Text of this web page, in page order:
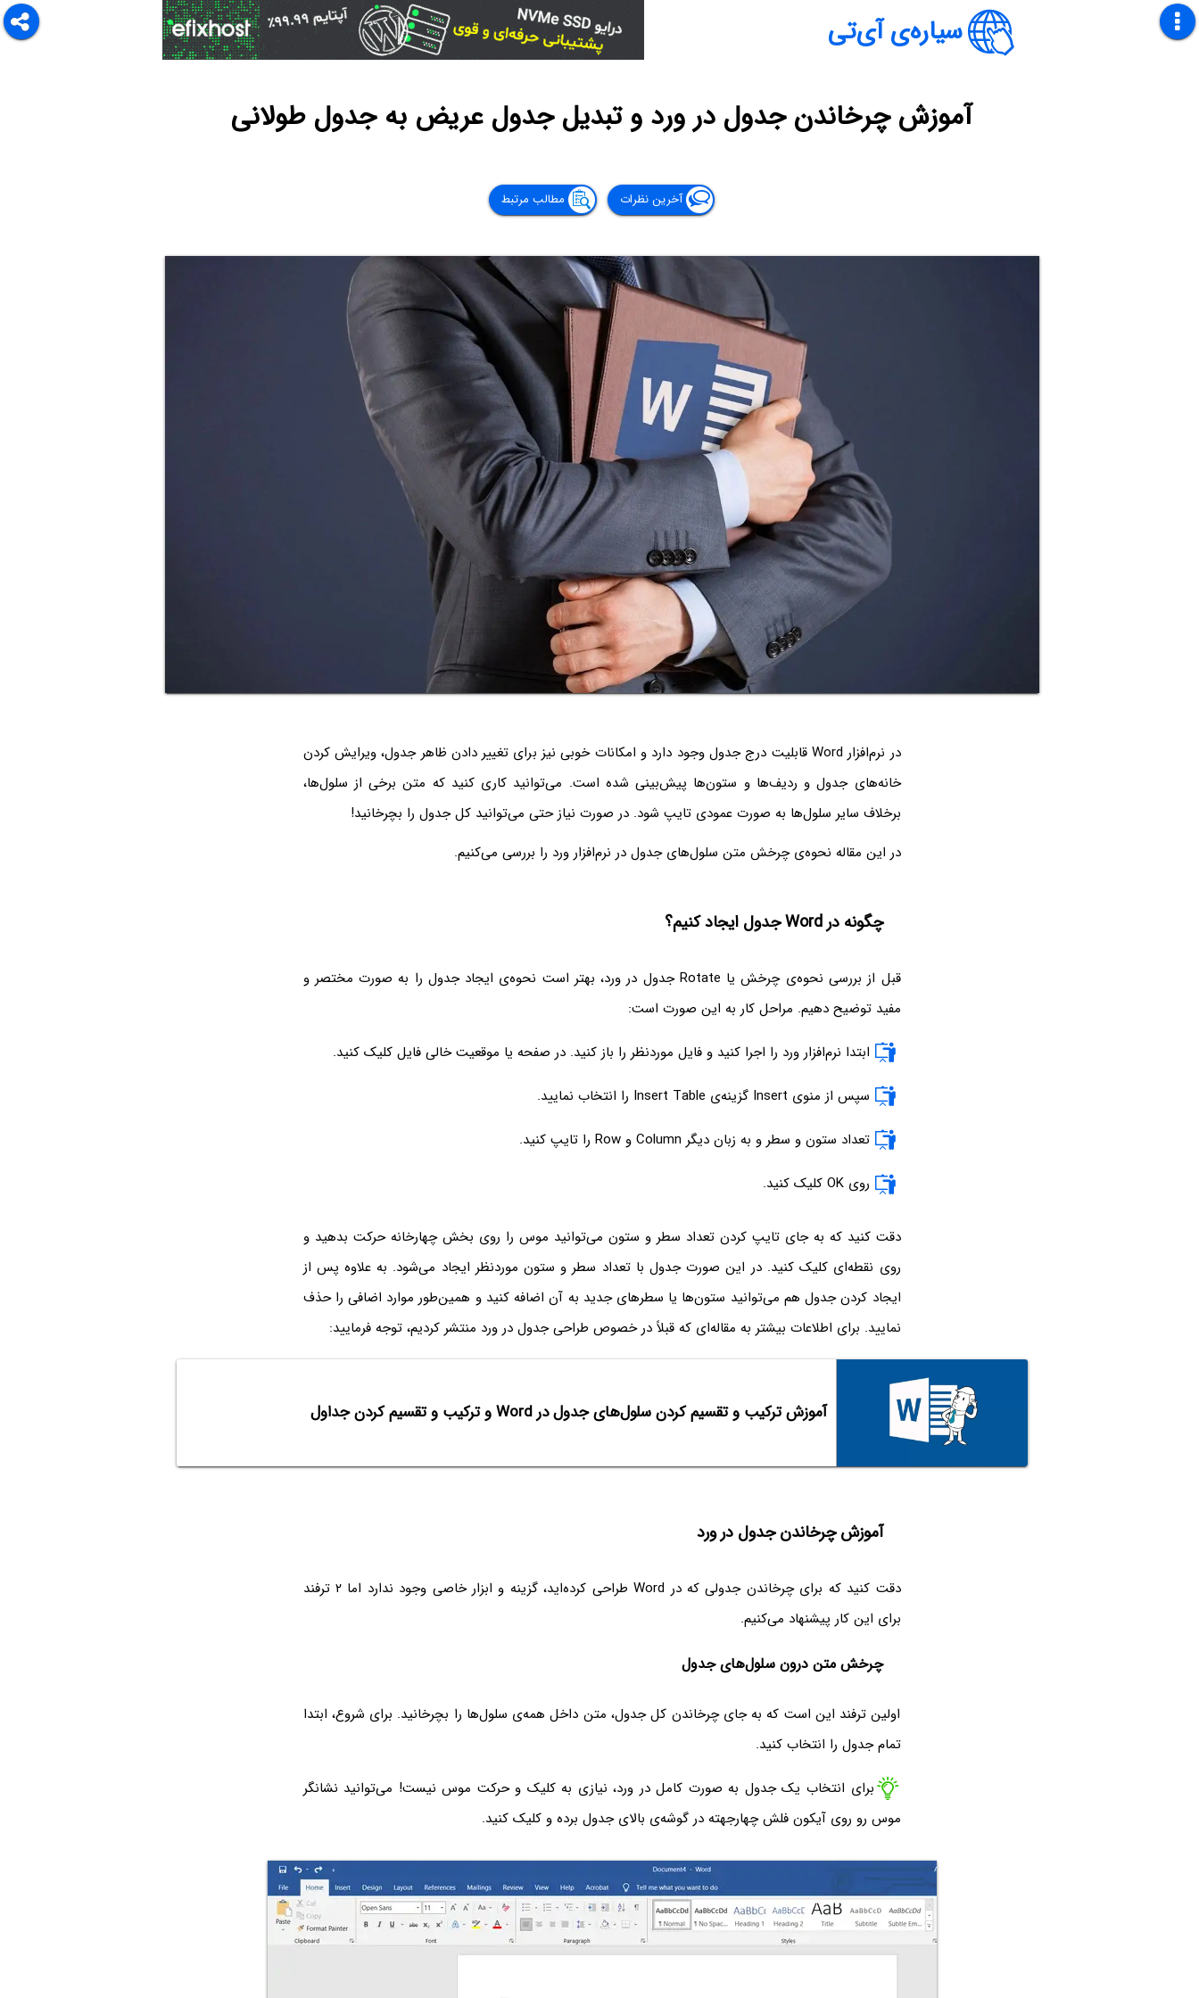
سیاره‌ی آی‌تی
آموزش چرخاندن جدول در ورد و تبدیل جدول عریض به جدول طولانی
آخرین نظرات مطالب مرتبط
در نرم‌افزار Word قابلیت درج جدول وجود دارد و امکانات خوبی نیز برای تغییر دادن ظاهر جدول، ویرایش کردن
خانه‌های جدول و ردیف‌ها و ستون‌ها پیش‌بینی شده است. می‌توانید کاری کنید که متن برخی از سلول‌ها،
برخلاف سایر سلول‌ها به صورت عمودی تایپ شود. در صورت نیاز حتی می‌توانید کل جدول را بچرخانید!
در این مقاله‌ نحوه‌ی چرخش متن سلول‌های جدول در نرم‌افزار ورد را بررسی می‌کنیم.
چگونه در Word جدول ایجاد کنیم؟
قبل از بررسی نحوه‌ی چرخش یا Rotate جدول در ورد، بهتر است نحوه‌ی ایجاد جدول را به صورت مختصر و
مفید توضیح دهیم. مراحل کار به این صورت است:
ابتدا نرم‌افزار ورد را اجرا کنید و فایل موردنظر را باز کنید. در صفحه یا موقعیت خالی فایل کلیک کنید.
سپس از منوی Insert گزینه‌ی Insert Table را انتخاب نمایید.
تعداد ستون و سطر و به زبان دیگر Column و Row را تایپ کنید.
روی OK کلیک کنید.
دقت کنید که به جای تایپ کردن تعداد سطر و ستون می‌توانید موس را روی بخش چهارخانه حرکت بدهید و
روی نقطه‌ای کلیک کنید. در این صورت جدول با تعداد سطر و ستون موردنظر ایجاد می‌شود. به علاوه پس از
ایجاد کردن جدول هم می‌توانید ستون‌ها یا سطرهای جدید به آن اضافه کنید و همین‌طور موارد اضافی را حذف
نمایید. برای اطلاعات بیشتر به مقاله‌ای که قبلاً در خصوص طراحی جدول در ورد منتشر کردیم، توجه فرمایید:
آموزش ترکیب و تقسیم کردن سلول‌های جدول در Word و ترکیب و تقسیم کردن جداول
آموزش چرخاندن جدول در ورد
دقت کنید که برای چرخاندن جدولی که در Word طراحی کرده‌اید، گزینه و ابزار خاصی وجود ندارد اما ۲ ترفند
برای این کار پیشنهاد می‌کنیم.
چرخش متن درون سلول‌های جدول
اولین ترفند این است که به جای چرخاندن کل جدول، متن داخل همه‌ی سلول‌ها را بچرخانید. برای شروع، ابتدا
تمام جدول را انتخاب کنید.
برای انتخاب یک جدول به صورت کامل در ورد، نیازی به کلیک و حرکت موس نیست! می‌توانید نشانگر
موس رو روی آیکون فلش چهارجهته در گوشه‌ی بالای جدول برده و کلیک کنید.